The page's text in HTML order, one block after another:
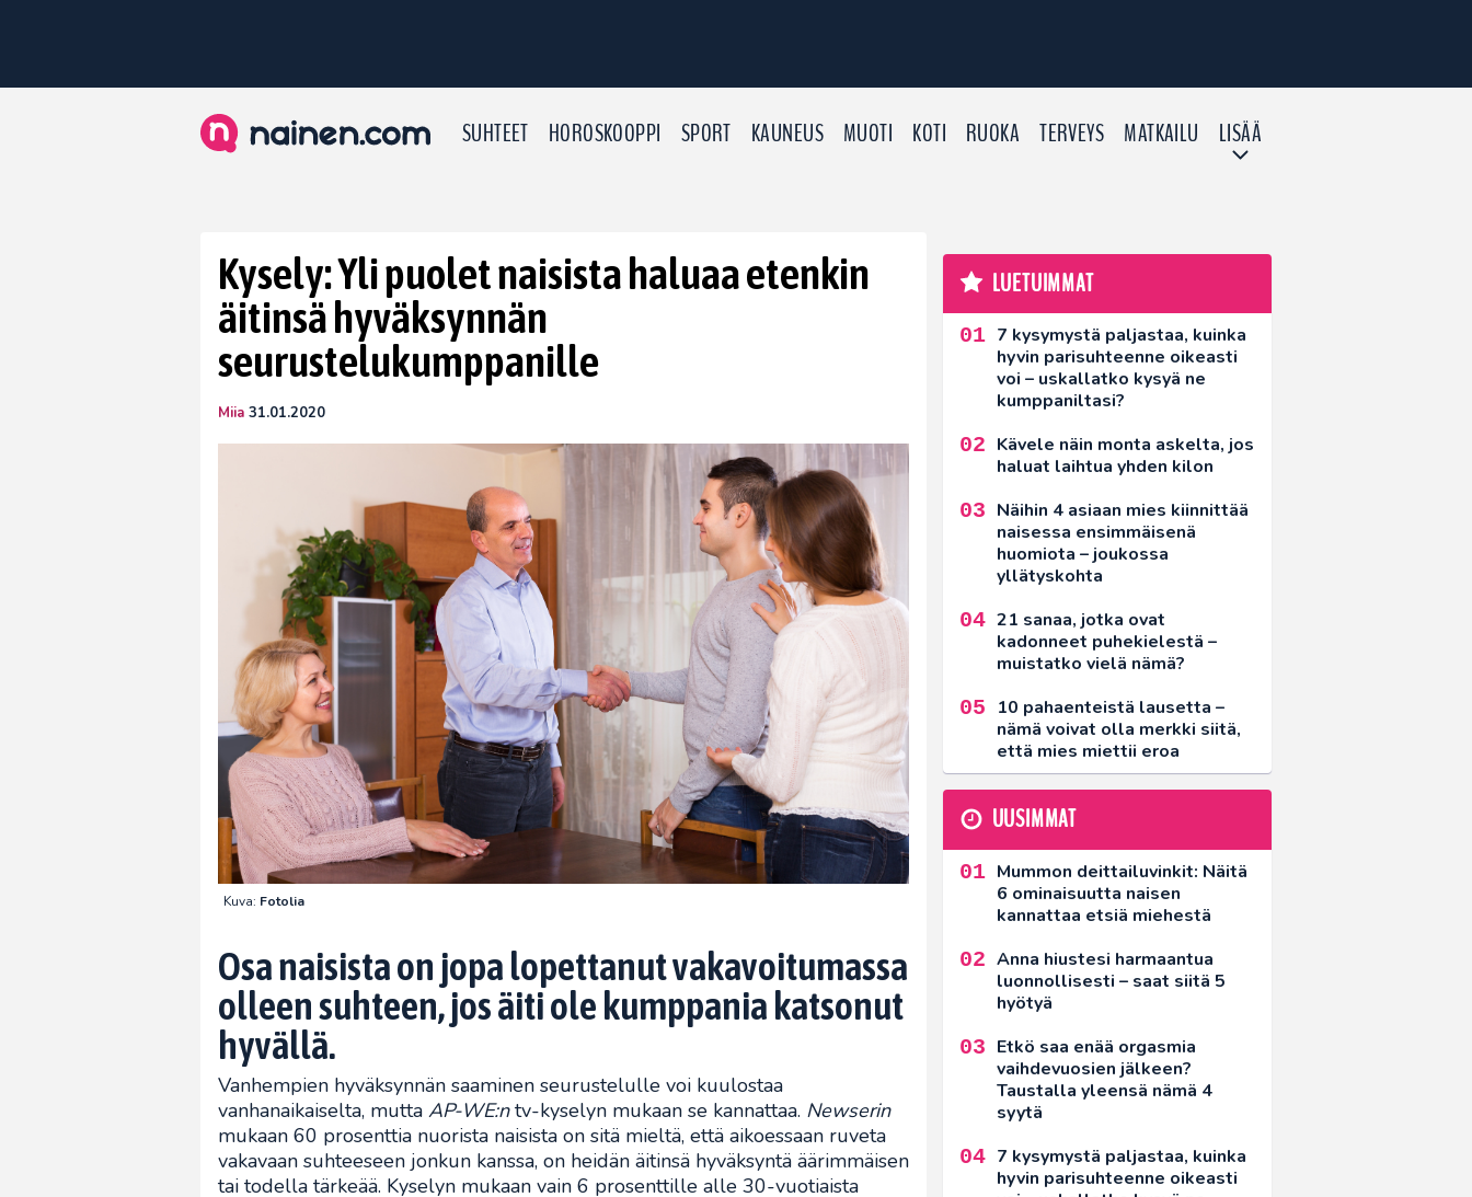
SUHTEET HOROSKOOPPI SPORT KAUNEUS MUOTI KOTI RUOKA TERVEYS MATKAILU LISÄÄ
Kysely: Yli puolet naisista haluaa etenkin
äitinsä hyväksynnän
seurustelukumppanille
Miia 31.01.2020
Kuva: Fotolia
Osa naisista on jopa lopettanut vakavoitumassa
olleen suhteen, jos äiti ole kumppania katsonut
hyvällä.
Vanhempien hyväksynnän saaminen seurustelulle voi kuulostaa
vanhanaikaiselta, mutta AP-WE:ntv-kyselyn mukaan se kannattaa. Newserin
mukaan 60 prosenttia nuorista naisista on sitä mieltä, että aikoessaan ruveta
vakavaan suhteeseen jonkun kanssa, on heidän äitinsä hyväksyntä äärimmäisen
tai todella tärkeää. Kyselyn mukaan vain 6 prosenttille alle 30-vuotiaista
LUETUIMMAT
7 kysymystä paljastaa, kuinka
hyvin parisuhteenne oikeasti
voi – uskallatko kysyä ne
kumppaniltasi?
Kävele näin monta askelta, jos
haluat laihtua yhden kilon
Näihin 4 asiaan mies kiinnittää
naisessa ensimmäisenä
huomiota – joukossa
yllätyskohta
21 sanaa, jotka ovat
kadonneet puhekielestä –
muistatko vielä nämä?
10 pahaenteistä lausetta –
nämä voivat olla merkki siitä,
että mies miettii eroa
UUSIMMAT
Mummon deittailuvinkit: Näitä
6 ominaisuutta naisen
kannattaa etsiä miehestä
Anna hiustesi harmaantua
luonnollisesti – saat siitä 5
hyötyä
Etkö saa enää orgasmia
vaihdevuosien jälkeen?
Taustalla yleensä nämä 4
syytä
7 kysymystä paljastaa, kuinka
hyvin parisuhteenne oikeasti